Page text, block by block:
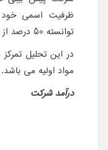
توانسته 50 درصد از بودجه خود را محقق سازد.
در این تحلیل
مواد اولیه می باشد.
درآمد شرکت